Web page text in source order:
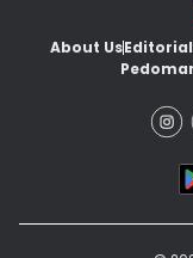
About Us